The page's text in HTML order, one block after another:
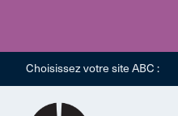
Choisissez votre site ABC :